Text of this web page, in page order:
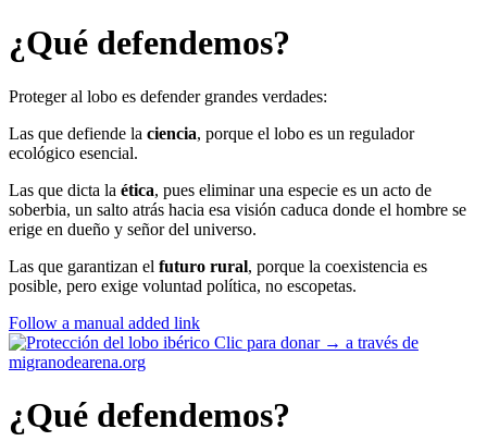
¿Qué defendemos?
Proteger al lobo es defender grandes verdades:
Las que defiende la ciencia, porque el lobo es un regulador
ecológico esencial.
Las que dicta la ética, pues eliminar una especie es un acto de
soberbia, un salto atrás hacia esa visión caduca donde el hombre se
erige en dueño y señor del universo.
Las que garantizan el futuro rural, porque la coexistencia es
posible, pero exige voluntad política, no escopetas.
Follow a manual added link
Clic para donar → a través de
migranodearena.org
¿Qué defendemos?